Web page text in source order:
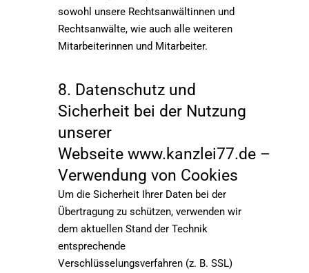
sowohl unsere Rechtsanwältinnen und
Rechtsanwälte, wie auch alle weiteren
Mitarbeiterinnen und Mitarbeiter.
8. Datenschutz und
Sicherheit bei der Nutzung
unserer
Webseite www.kanzlei77.de –
Verwendung von Cookies
Um die Sicherheit Ihrer Daten bei der
Übertragung zu schützen, verwenden wir
dem aktuellen Stand der Technik
entsprechende
Verschlüsselungsverfahren (z. B. SSL)